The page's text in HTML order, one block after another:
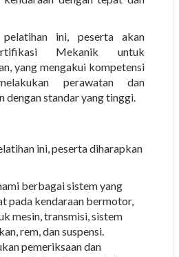
ini, peserta akan
Mekanik untuk
yang mengakui kompetensi
perawatan dan
dengan standar yang tinggi.
ini, peserta diharapkan
berbagai sistem yang
pada kendaraan bermotor,
mesin, transmisi, sistem
rem, dan suspensi.
pemeriksaan dan